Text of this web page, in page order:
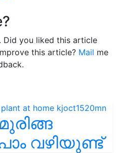
. Did you liked this article
this article? Mail me
വഴിയുണ്ട്